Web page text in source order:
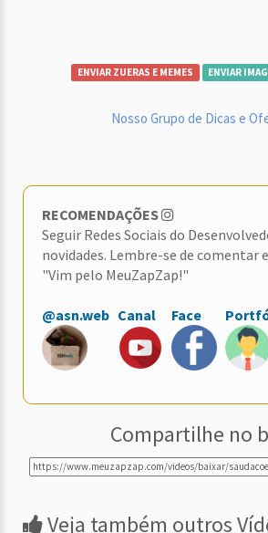
ENVIAR ZUERAS E MEMES ENVIAR
Nosso Grupo de Dicas e
RECOMENDAÇÕES
Seguir Redes Sociais do
novidades. Lembre-se de comentar
"Vim pelo MeuZapZap!"
@asn.web Canal Face
Compartilhe no
Veja também outros